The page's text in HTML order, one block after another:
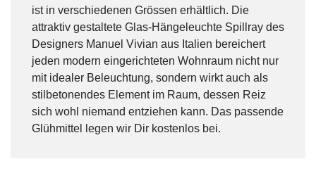
ist in verschiedenen Grössen erhältlich. Die
attraktiv gestaltete Glas-Hängeleuchte Spillray des
Designers Manuel Vivian aus Italien bereichert
jeden modern eingerichteten Wohnraum nicht nur
mit idealer Beleuchtung, sondern wirkt auch als
stilbetonendes Element im Raum, dessen Reiz
sich wohl niemand entziehen kann. Das passende
Glühmittel legen wir Dir kostenlos bei.